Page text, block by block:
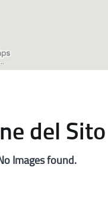
del Sito
Images found.